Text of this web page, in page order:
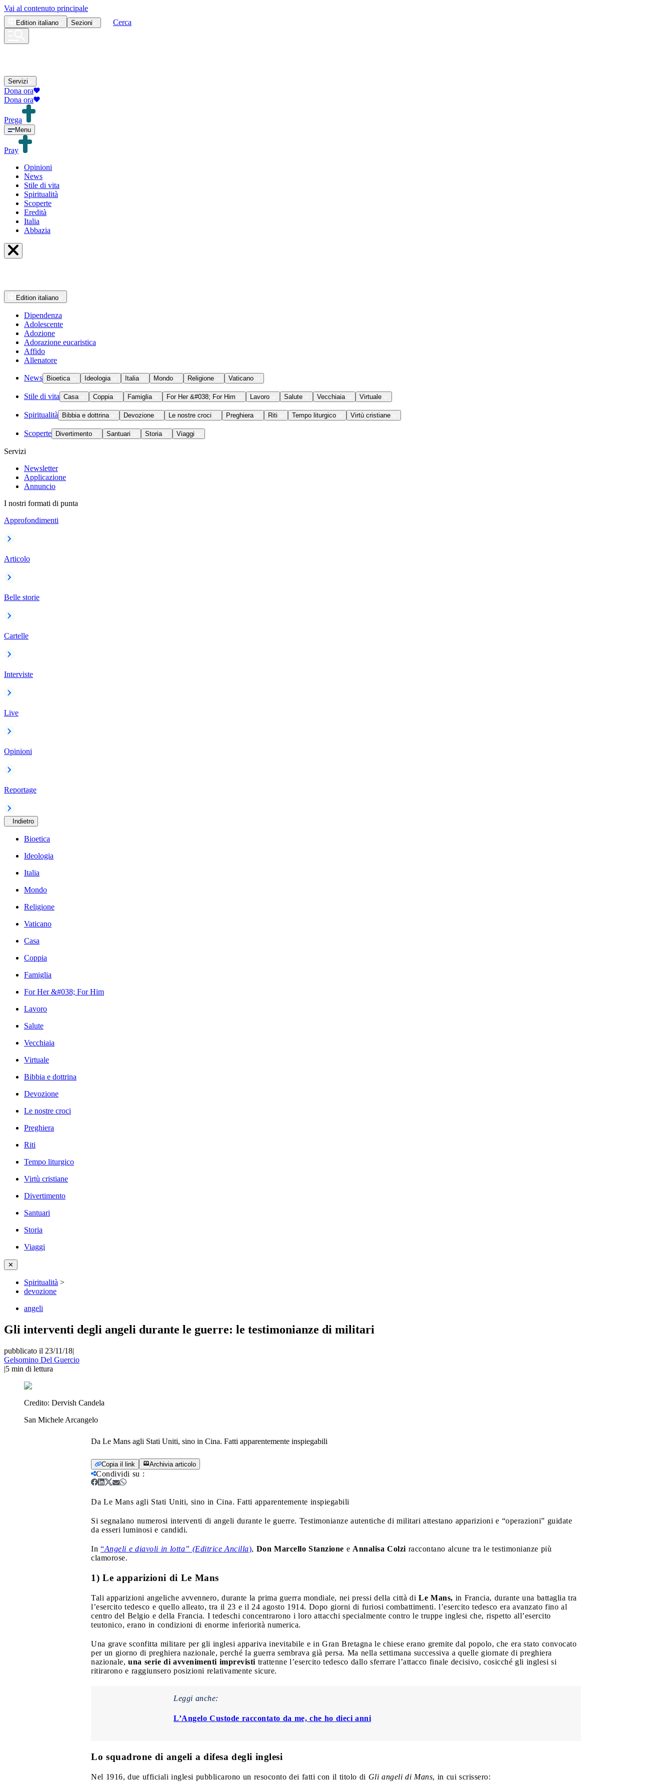
Vai al contenuto principale
Edition italiano Sezioni Cerca
Servizi
Dona ora
Dona ora
Prega
Menu
Pray
Opinioni
News
Stile di vita
Spiritualità
Scoperte
Eredità
Italia
Abbazia
Edition italiano
Dipendenza
Adolescente
Adozione
Adorazione eucaristica
Affido
Allenatore
News Bioetica Ideologia Italia Mondo Religione Vaticano
Stile di vita Casa Coppia Famiglia For Her &#038; For Him Lavoro Salute Vecchiaia Virtuale
Spiritualità Bibbia e dottrina Devozione Le nostre croci Preghiera Riti Tempo liturgico Virtù cristiane
Scoperte Divertimento Santuari Storia Viaggi
Servizi
Newsletter
Applicazione
Annuncio
I nostri formati di punta
Approfondimenti
Articolo
Belle storie
Cartelle
Interviste
Live
Opinioni
Reportage
Indietro
Bioetica
Ideologia
Italia
Mondo
Religione
Vaticano
Casa
Coppia
Famiglia
For Her &#038; For Him
Lavoro
Salute
Vecchiaia
Virtuale
Bibbia e dottrina
Devozione
Le nostre croci
Preghiera
Riti
Tempo liturgico
Virtù cristiane
Divertimento
Santuari
Storia
Viaggi
✕
Spiritualità >
devozione
angeli
Gli interventi degli angeli durante le guerre: le testimonianze di militari
pubblicato il 23/11/18|
Gelsomino Del Guercio
|5 min di lettura
Credito: Dervish Candela
San Michele Arcangelo
Da Le Mans agli Stati Uniti, sino in Cina. Fatti apparentemente inspiegabili
Copia il link Archivia articolo
Condividi su :
Da Le Mans agli Stati Uniti, sino in Cina. Fatti apparentemente inspiegabili
Si segnalano numerosi interventi di angeli durante le guerre. Testimonianze autentiche di militari attestano apparizioni e “operazioni” guidate
da esseri luminosi e candidi.
In “Angeli e diavoli in lotta” (Editrice Ancilla), Don Marcello Stanzione e Annalisa Colzi raccontano alcune tra le testimonianze più
clamorose.
1) Le apparizioni di Le Mans
Tali apparizioni angeliche avvennero, durante la prima guerra mondiale, nei pressi della città di Le Mans, in Francia, durante una battaglia tra
l’esercito tedesco e quello alleato, tra il 23 e il 24 agosto 1914. Dopo giorni di furiosi combattimenti. l’esercito tedesco era avanzato fino al
centro del Belgio e della Francia. I tedeschi concentrarono i loro attacchi specialmente contro le truppe inglesi che, rispetto all’esercito
teutonico, erano in condizioni di enorme inferiorità numerica.
Una grave sconfitta militare per gli inglesi appariva inevitabile e in Gran Bretagna le chiese erano gremite dal popolo, che era stato convocato
per un giorno di preghiera nazionale, perché la guerra sembrava già persa. Ma nella settimana successiva a quelle giornate di preghiera
nazionale, una serie di avvenimenti imprevisti trattenne l’esercito tedesco dallo sferrare l’attacco finale decisivo, cosicché gli inglesi si
ritirarono e raggiunsero posizioni relativamente sicure.
Leggi anche:
L’Angelo Custode raccontato da me, che ho dieci anni
Lo squadrone di angeli a difesa degli inglesi
Nel 1916, due ufficiali inglesi pubblicarono un resoconto dei fatti con il titolo di Gli angeli di Mans, in cui scrissero: